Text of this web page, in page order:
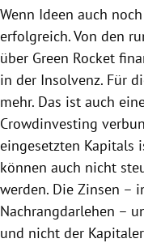
Wenn Ideen auch
erfolgreich. Von den
über Green Rocket
in der Insolvenz. Für
mehr. Das ist auch
Crowdinvesting
eingesetzten Kapitals
können auch nicht
werden. Die Zinsen –
Nachrangdarlehen –
und nicht der